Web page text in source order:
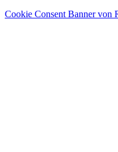
Cookie Consent Banner von